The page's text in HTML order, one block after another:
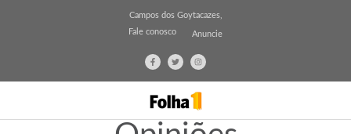
Campos dos Goytacazes,
Fale conosco
Anuncie